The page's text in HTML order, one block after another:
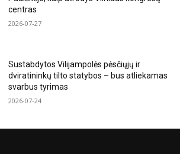
centras
2026-07-27
Sustabdytos Vilijampolės pėsčiųjų ir
dviratininkų tilto statybos – bus atliekamas
svarbus tyrimas
2026-07-24